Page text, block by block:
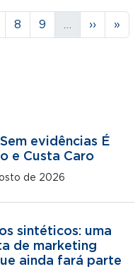
Página
8 Página
9 … Próxima
›› »
evidências É
e Custa Caro
de 2026
sintéticos: uma
de marketing
ainda fará parte